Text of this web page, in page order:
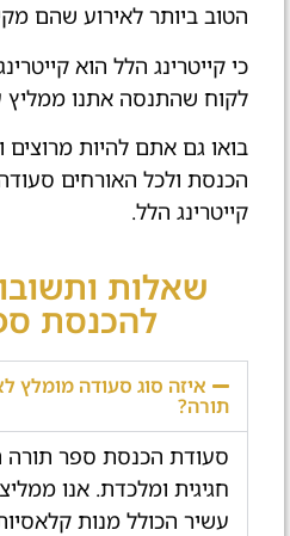
הטוב ביותר לאירוע שהם
כי קייטרינג הלל הוא
לקוח שהתנסה אתנו ממליץ
בואו גם אתם להיות
הכנסת ולכל האורחים
קייטרינג הלל.
שאלות
להכנסת
איזה סוג סעודה מומלץ
תורה?
סעודת הכנסת ספר תורה
חגיגית ומלכדת. אנו
עשיר הכולל מנות